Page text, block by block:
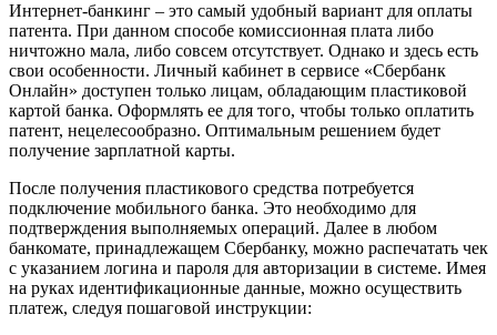
Интернет-банкинг – это самый удобный вариант для оплаты
патента. При данном способе комиссионная плата либо
ничтожно мала, либо совсем отсутствует. Однако и здесь есть
свои особенности. Личный кабинет в сервисе «Сбербанк
Онлайн» доступен только лицам, обладающим пластиковой
картой банка. Оформлять ее для того, чтобы только оплатить
патент, нецелесообразно. Оптимальным решением будет
получение зарплатной карты.
После получения пластикового средства потребуется
подключение мобильного банка. Это необходимо для
подтверждения выполняемых операций. Далее в любом
банкомате, принадлежащем Сбербанку, можно распечатать чек
с указанием логина и пароля для авторизации в системе. Имея
на руках идентификационные данные, можно осуществить
платеж, следуя пошаговой инструкции: